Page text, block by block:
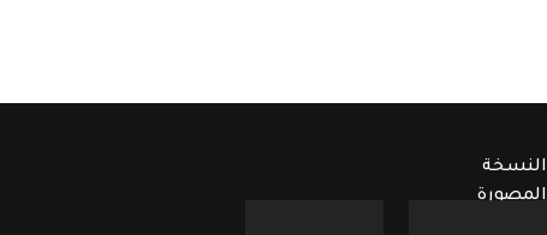
النسخة
المصورة